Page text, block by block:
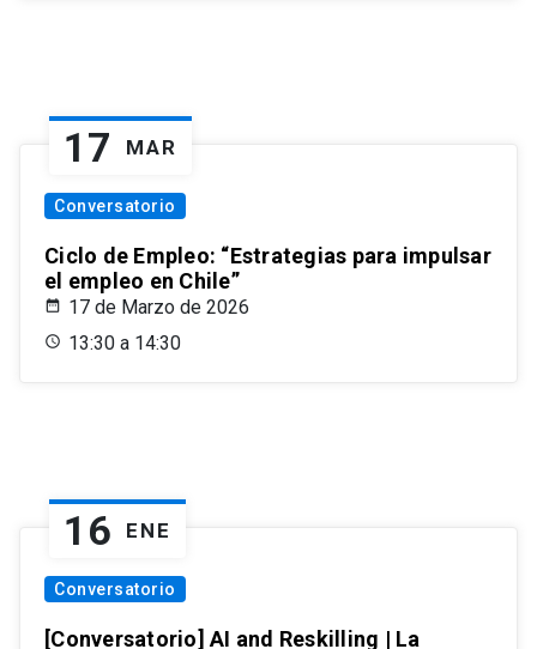
17 MAR
Conversatorio
Ciclo de Empleo: “Estrategias para impulsar
el empleo en Chile”
17 de Marzo de 2026
13:30 a 14:30
16 ENE
Conversatorio
[Conversatorio] AI and Reskilling | La